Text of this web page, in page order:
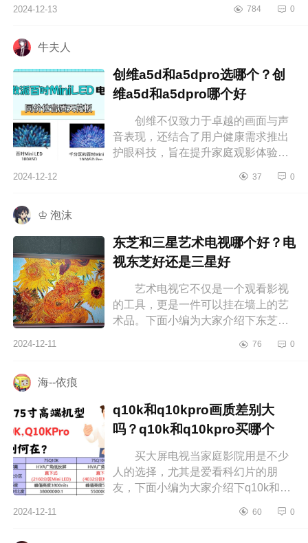
长虹U7HMini，下面小编为大家介绍
2024-12-13 784 0
牛夫人
创维a5d和a5dpro选哪个？创
维a5d和a5dpro哪个好
创维不仅致力于卓越的画面与声
音表现，还结合了用户健康需求推出
护眼科技，旨在提升家庭观影体验。
寸、分辨率、音质以及智能功能等
2024-12-12 37 0
♔ 泡沫
东芝和三星艺术电视哪个好？电
视东芝好还是三星好
艺术电视它不仅是一个观看影视
的工具，更是一件可以挂在墙上的艺
术品。下面小编为大家介绍下东芝和
是三星好 东芝和三星艺术电视
2024-12-11 76 0
海--依痕
q10k和q10kpro画质差别大
吗？q10k和q10kpro买哪个
买大屏电视当家庭影院用是不少
人的选择，尤其是爱看科幻片的朋
友，下面小编为大家介绍下q10k和
q10kpro买哪个 q10k和q10kpro画
2024-12-11 60 0